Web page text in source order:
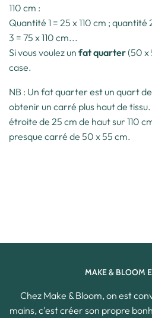
110 cm :
Quantité 1 = 25 x 110 cm ; quantité
3 = 75 x 110 cm...
Si vous voulez un fat quarter(50 x
case.
NB : Un fat quarter est un quart
obtenir un carré plus haut de
étroite de 25 cm de haut sur 110
presque carré de 50 x 55 cm.
MAKE & BLOOM
Chez Make & Bloom, on est
mains, c'est créer son propre